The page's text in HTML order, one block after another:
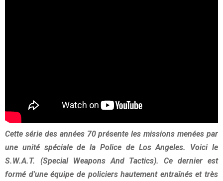
Cette série des années 70 présente les missions menées par
une unité spéciale de la Police de Los Angeles. Voici le
S.W.A.T. (Special Weapons And Tactics). Ce dernier est
formé d'une équipe de policiers hautement entraînés et très